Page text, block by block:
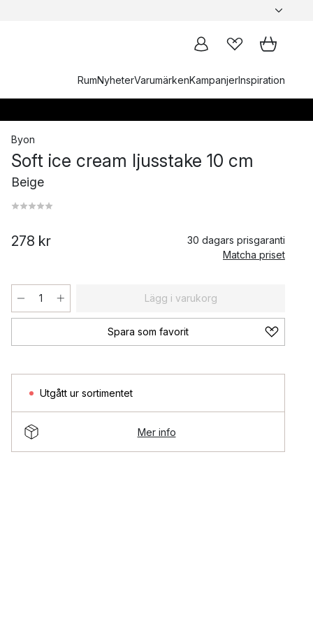
RumNyheterVarumärkenKampanjerInspiration
Byon
Soft ice cream ljusstake 10 cm
Beige
278 kr
30 dagars prisgaranti
Matcha priset
Lägg i varukorg
Spara som favorit
Utgått ur sortimentet
Mer info